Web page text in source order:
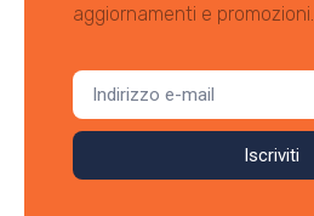
aggiornamenti e promozioni.
Iscriviti